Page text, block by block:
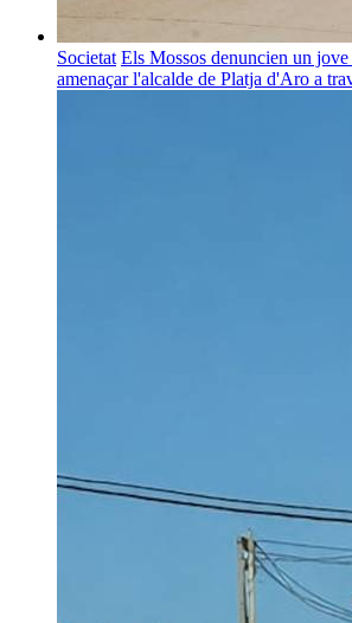
Societat Els Mossos denuncien un
amenaçar l'alcalde de Platja d'Aro a